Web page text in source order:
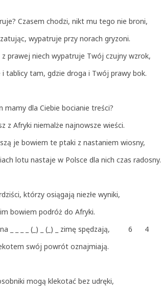
Czasem chodzi, nikt mu tego nie broni,
wypatruje przy norach gryzoni.
prawej niech wypatruje Twój czujny wzrok,
i tablicy tam, gdzie droga i Twój prawy bok.
mamy dla Ciebie bocianie treści?
z Afryki niemalże najnowsze wieści.
je bowiem te ptaki z nastaniem wiosny,
lotu nastaje w Polsce dla nich czas radosny.
którzy osiągają niezłe wyniki,
bowiem podróż do Afryki.
na _ _ _ _ (_) _ (_) _ zimę spędzają, 6 4
swój powrót oznajmiają.
mogą klekotać bez udręki,